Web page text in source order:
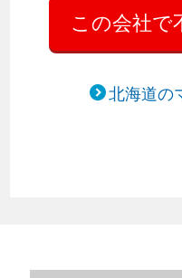
北海道の